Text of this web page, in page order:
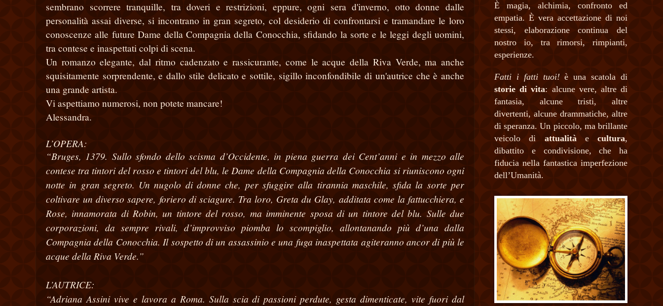
sembrano scorrere tranquille, tra doveri e restrizioni, eppure, ogni sera d'inverno, otto donne dalle
personalità assai diverse, si incontrano in gran segreto, col desiderio di confrontarsi e tramandare le loro
conoscenze alle future Dame della Compagnia della Conocchia, sfidando la sorte e le leggi degli uomini,
tra contese e inaspettati colpi di scena.
Un romanzo elegante, dal ritmo cadenzato e rassicurante, come le acque della Riva Verde, ma anche
squisitamente sorprendente, e dallo stile delicato e sottile, sigillo inconfondibile di un'autrice che è anche
una grande artista.
Vi aspettiamo numerosi, non potete mancare!
Alessandra.
L’OPERA:
“Bruges, 1379. Sullo sfondo dello scisma d’Occidente, in piena guerra dei Cent’anni e in mezzo alle
contese tra tintori del rosso e tintori del blu, le Dame della Compagnia della Conocchia si riuniscono ogni
notte in gran segreto. Un nugolo di donne che, per sfuggire alla tirannia maschile, sfida la sorte per
coltivare un diverso sapere, foriero di sciagure. Tra loro, Greta du Glay, additata come la fattucchiera, e
Rose, innamorata di Robin, un tintore del rosso, ma imminente sposa di un tintore del blu. Sulle due
corporazioni, da sempre rivali, d’improvviso piomba lo scompiglio, allontanando più d’una dalla
Compagnia della Conocchia. Il sospetto di un assassinio e una fuga inaspettata agiteranno ancor di più le
acque della Riva Verde.”
L’AUTRICE:
“Adriana Assini vive e lavora a Roma. Sulla scia di passioni perdute, gesta dimenticate, vite fuori dal
È magia, alchimia, confronto ed
empatia. È vera accettazione di noi
stessi, elaborazione continua del
nostro io, tra rimorsi, rimpianti,
esperienze.
Fatti i fatti tuoi!è una scatola di
storie di vita: alcune vere, altre di
fantasia, alcune tristi, altre
divertenti, alcune drammatiche, altre
di speranza. Un piccolo, ma brillante
veicolo di attualità e cultura,
dibattito e condivisione, che ha
fiducia nella fantastica imperfezione
dell’Umanità.